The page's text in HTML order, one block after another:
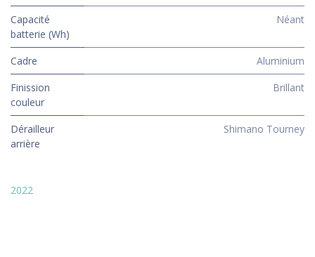
Capacité
batterie (Wh)
Néant
Cadre
Aluminium
Finission
couleur
Brillant
Dérailleur
arrière
Shimano Tourney
2022